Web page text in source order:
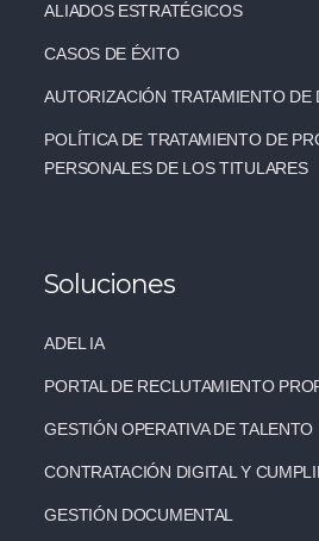
ALIADOS ESTRATÉGICOS
CASOS DE ÉXITO
AUTORIZACIÓN TRATAMIENTO DE
POLÍTICA DE TRATAMIENTO DE
PERSONALES DE LOS TITULARES
Soluciones
ADEL IA
PORTAL DE RECLUTAMIENTO
GESTIÓN OPERATIVA DE TALENTO
CONTRATACIÓN DIGITAL Y
GESTIÓN DOCUMENTAL